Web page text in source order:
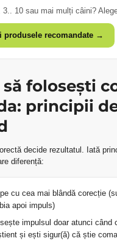
3.. 10 sau mai mulți câini?
produsele recomandate →
să folosești
principii
decide rezultatul. Iată
diferență:
cu cea mai blândă corecție
apoi impuls)
impulsul doar atunci când
și ești sigur(ă) că știe